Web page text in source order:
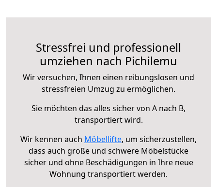
Stressfrei und professionell
umziehen nach Pichilemu
Wir versuchen, Ihnen einen reibungslosen und
stressfreien Umzug zu ermöglichen.
Sie möchten das alles sicher von A nach B,
transportiert wird.
Wir kennen auch Möbellifte, um sicherzustellen,
dass auch große und schwere Möbelstücke
sicher und ohne Beschädigungen in Ihre neue
Wohnung transportiert werden.